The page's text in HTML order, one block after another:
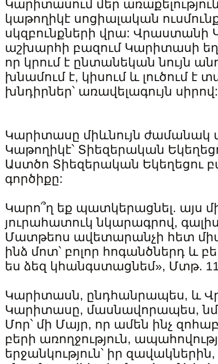
Կարիտասում մեր
կաթողիկէ սոցիալական
սկզբունքների վրա:
աշխարհի բազում Կարիտասի
որ կրում է ընտանեկան նույն
խնամում է, կիսում և լուծում է
խնդիրներ՝ առավելագույն սիրով:
Կարիտասը միևնույն ժամանակ
Կաթողիկէ՝ Տիեզերական
Աստծո Տիեզերական Եկեղեցու
գործիքը:
Կարո՞ղ եք պատկերացնել. այս
յուրահատուկ նկարագրով,
Մատթեոս ավետարանչի հետ
ինձ մոտ՝ բոլոր հոգանծներդ և
ես ձեզ կհանգստացնեմ», Մտթ.
Կարիտասն, ընդհանրապես, և
Կարիտասը, մասնավորապես,
Մոր՝ մի Մայր, որ ամեն ինչ
բերի առողջություն,
երջանկություն՝ իր